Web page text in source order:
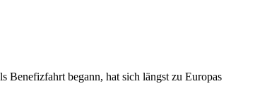
begann, hat sich längst zu Europas